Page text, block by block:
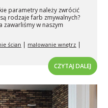
parametry należy zwrócić
rodzaje farb zmywalnych?
zawarliśmy w naszym
ścian | malowanie wnętrz |
CZYTAJ DALEJ